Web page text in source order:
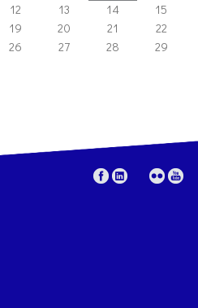
12 13 14
15
19 20 21
22
26 27 28
29